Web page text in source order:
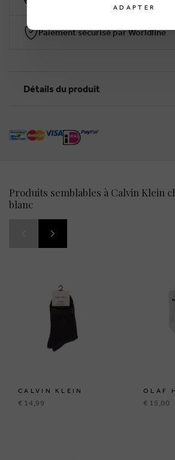
Paiement sécurisé par Worldline
Détails du produit
Produits semblables à Calvin Klein
blanc
CALVIN KLEIN
€ 14,99
OLAF
€ 15,00
ADAPTER